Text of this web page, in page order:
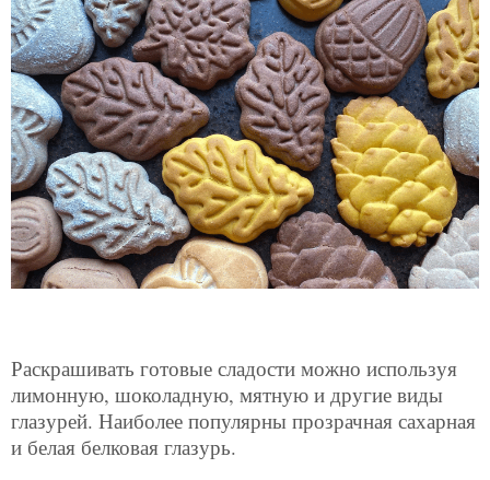
Раскрашивать готовые сладости можно используя
лимонную, шоколадную, мятную и другие виды
глазурей. Наиболее популярны прозрачная сахарная
и белая белковая глазурь.